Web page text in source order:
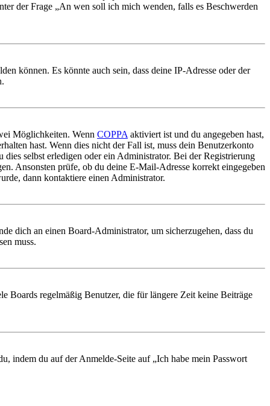
der Frage „An wen soll ich mich wenden, falls es Beschwerden
können. Es könnte auch sein, dass deine IP-Adresse oder der
Möglichkeiten. Wenn COPPA aktiviert ist und du angegeben hast,
hast. Wenn dies nicht der Fall ist, muss dein Benutzerkonto
selbst erledigen oder ein Administrator. Bei der Registrierung
Ansonsten prüfe, ob du deine E-Mail-Adresse korrekt eingegeben
dann kontaktiere einen Administrator.
dich an einen Board-Administrator, um sicherzugehen, dass du
muss.
Boards regelmäßig Benutzer, die für längere Zeit keine Beiträge
indem du auf der Anmelde-Seite auf „Ich habe mein Passwort